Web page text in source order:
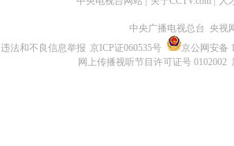
中央广播电视总台 央视
违法和不良信息举报 京ICP证060535号
京公网安备
网上传播视听节目许可证号 0102002